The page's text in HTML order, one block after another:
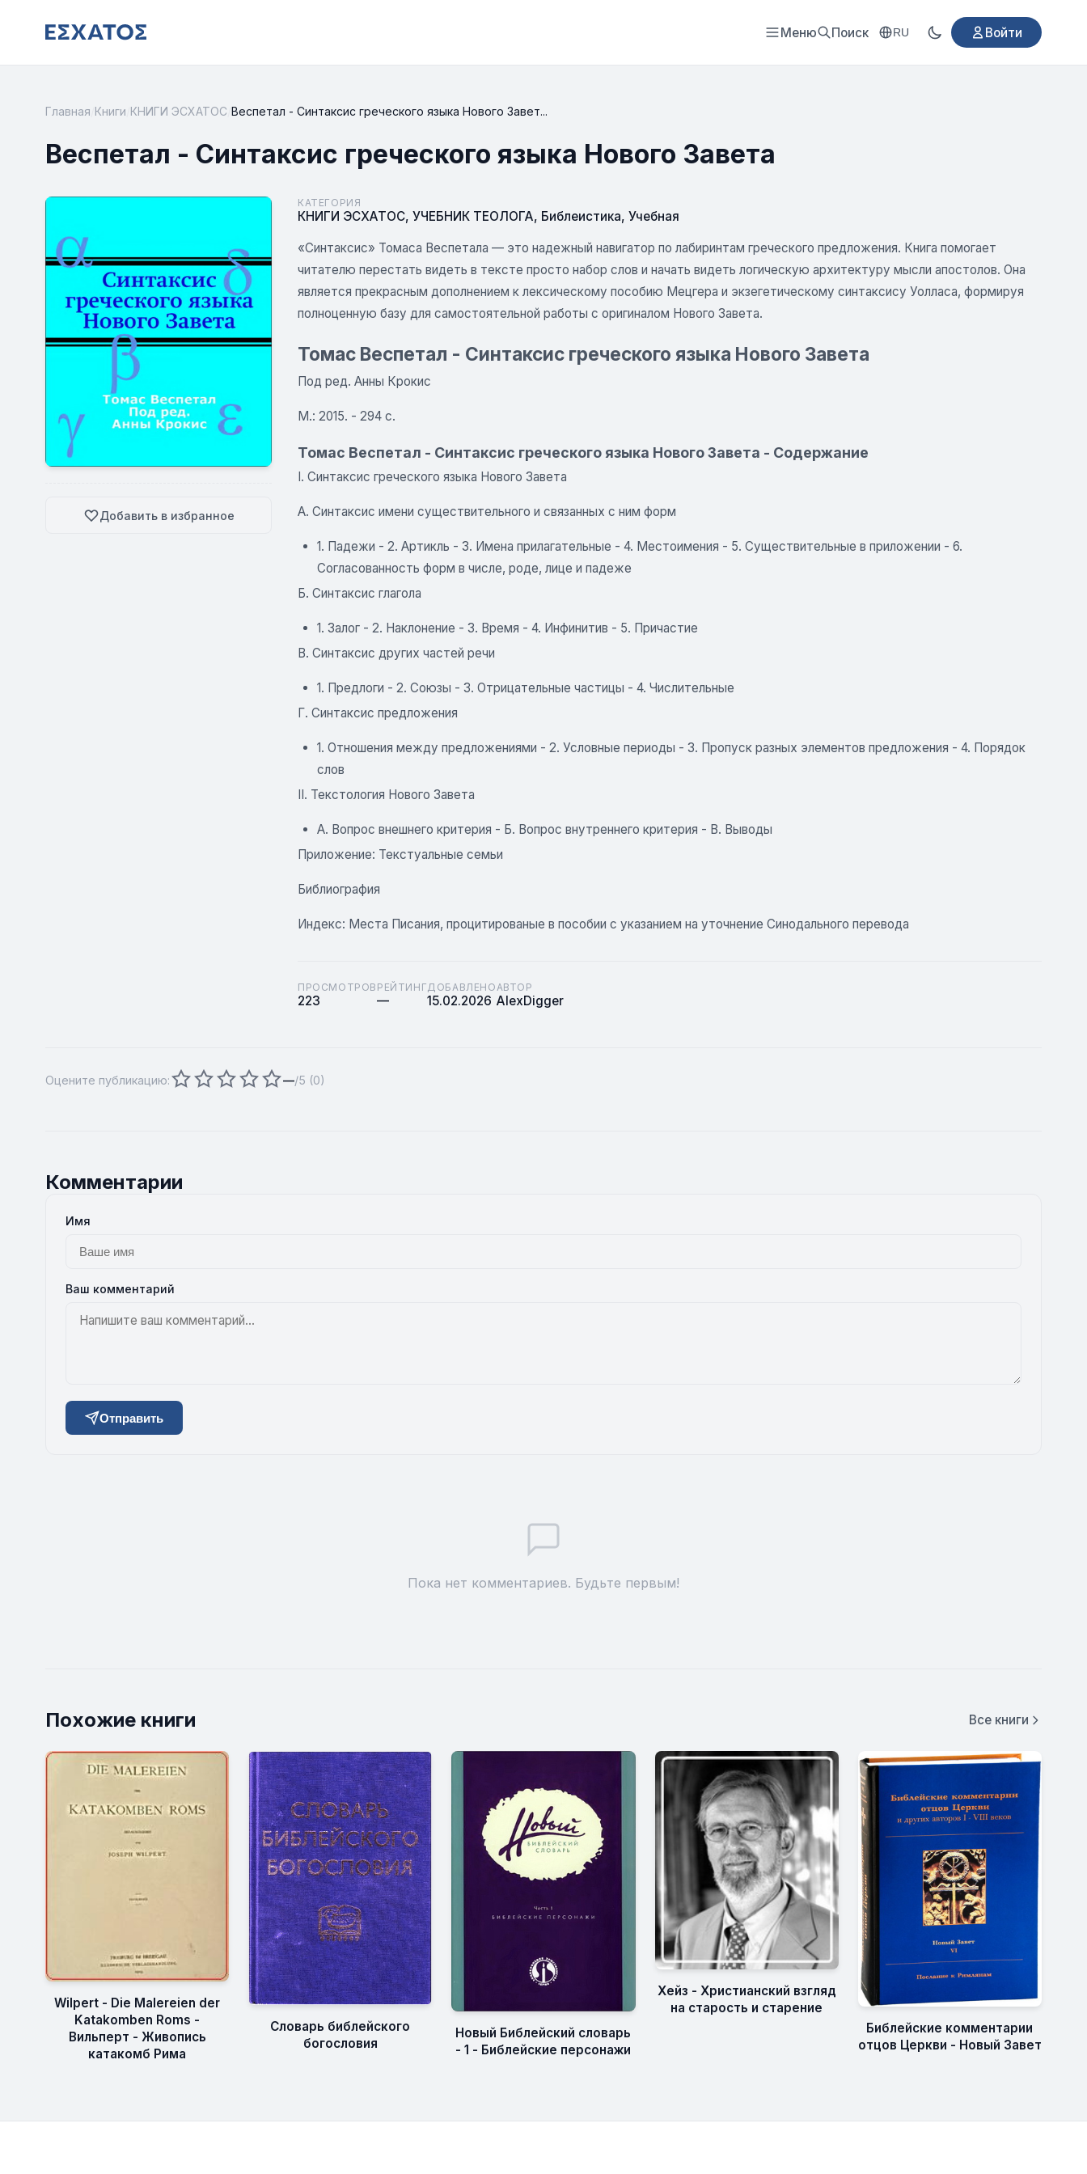
Меню Поиск RU Войти
Главная Книги КНИГИ ЭСХАТОС Веспетал - Синтаксис греческого языка Нового Завет...
Веспетал - Синтаксис греческого языка Нового Завета
Добавить в избранное
КАТЕГОРИЯ
КНИГИ ЭСХАТОС, УЧЕБНИК ТЕОЛОГА, Библеистика, Учебная
«Синтаксис» Томаса Веспетала — это надежный навигатор по лабиринтам греческого предложения. Книга помогает
читателю перестать видеть в тексте просто набор слов и начать видеть логическую архитектуру мысли апостолов. Она
является прекрасным дополнением к лексическому пособию Мецгера и экзегетическому синтаксису Уолласа, формируя
полноценную базу для самостоятельной работы с оригиналом Нового Завета.
Томас Веспетал - Синтаксис греческого языка Нового Завета
Под ред. Анны Крокис
М.: 2015. - 294 с.
Томас Веспетал - Синтаксис греческого языка Нового Завета - Содержание
I. Синтаксис греческого языка Нового Завета
A. Синтаксис имени существительного и связанных с ним форм
1. Падежи - 2. Артикль - 3. Имена прилагательные - 4. Местоимения - 5. Существительные в приложении - 6.
Согласованность форм в числе, роде, лице и падеже
Б. Синтаксис глагола
1. Залог - 2. Наклонение - 3. Время - 4. Инфинитив - 5. Причастие
B. Синтаксис других частей речи
1. Предлоги - 2. Союзы - 3. Отрицательные частицы - 4. Числительные
Г. Синтаксис предложения
1. Отношения между предложениями - 2. Условные периоды - 3. Пропуск разных элементов предложения - 4. Порядок
слов
II. Текстология Нового Завета
A. Вопрос внешнего критерия - Б. Вопрос внутреннего критерия - B. Выводы
Приложение: Текстуальные семьи
Библиография
Индекс: Места Писания, процитированые в пособии с указанием на уточнение Синодального перевода
ПРОСМОТРОВ
223
РЕЙТИНГ
—
ДОБАВЛЕНО
15.02.2026
АВТОР
AlexDigger
Оцените публикацию: —/5 (0)
Комментарии
Имя
Ваш комментарий
Отправить
Пока нет комментариев. Будьте первым!
Похожие книги Все книги
Wilpert - Die Malereien der
Katakomben Roms -
Вильперт - Живопись
катакомб Рима
Словарь библейского
богословия
Новый Библейский словарь
- 1 - Библейские персонажи
Хейз - Христианский взгляд
на старость и старение
Библейские комментарии
отцов Церкви - Новый Завет